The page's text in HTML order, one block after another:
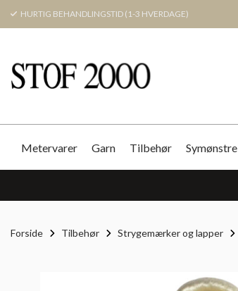
HURTIG BEHANDLINGSTID (1-3 HVERDAGE)
Metervarer Garn Tilbehør Symønstre
Forside Tilbehør Strygemærker og lapper